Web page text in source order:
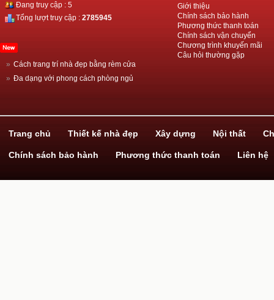
Đang truy cập : 5
Tổng lượt truy cập : 2785945
» Cách trang trí nhà đẹp bằng rèm cửa
» Đa dạng với phong cách phòng ngủ
Giới thiệu
Chính sách bảo hành
Phương thức thanh toán
Chính sách vận chuyển
Chương trình khuyến mãi
Câu hỏi thường gặp
Trang chủ Thiết kế nhà đẹp Xây dựng Nội thất
Chính sách bảo hành Phương thức thanh toán Liên hệ